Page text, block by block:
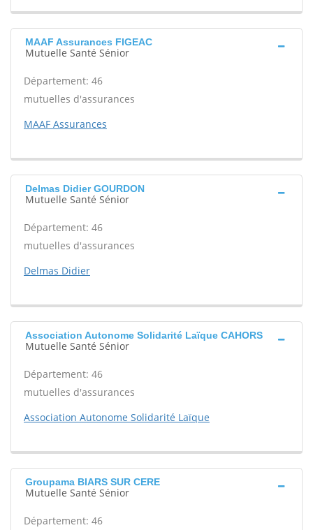
MAAF Assurances FIGEAC
Mutuelle Santé Sénior
Département: 46
mutuelles d'assurances
MAAF Assurances
Delmas Didier GOURDON
Mutuelle Santé Sénior
Département: 46
mutuelles d'assurances
Delmas Didier
Association Autonome Solidarité Laïque CAHORS
Mutuelle Santé Sénior
Département: 46
mutuelles d'assurances
Association Autonome Solidarité Laïque
Groupama BIARS SUR CERE
Mutuelle Santé Sénior
Département: 46